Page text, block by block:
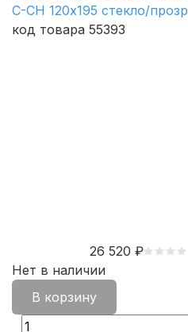
C-CH 120х195 стекло/прозр
код товара 55393
26 520 ₽
Нет в наличии
В корзину